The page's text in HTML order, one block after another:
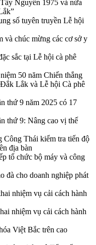
Nguyên 1975 và nửa
số tuyên truyền Lễ hội
và chúc mừng các cơ sở y
sắc tại Lễ hội cà phê
50 năm Chiến thắng
Lắk và Lễ hội Cà phê
thứ 9 năm 2025 có 17
thứ 9: Nâng cao vị thế
Thái kiểm tra tiến độ
địa bàn
tổ chức bộ máy và công
đà cho doanh nghiệp phát
nhiệm vụ cải cách hành
nhiệm vụ cải cách hành
Việt Bắc trên cao